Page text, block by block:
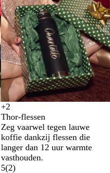
W
i
t
L
i
m
o
e
n
R
o
o
d
G
r
i
j
s
+2
Thor-flessen
Zeg vaarwel tegen lauwe
koffie dankzij flessen die
langer dan 12 uur warmte
vasthouden.
5(2)